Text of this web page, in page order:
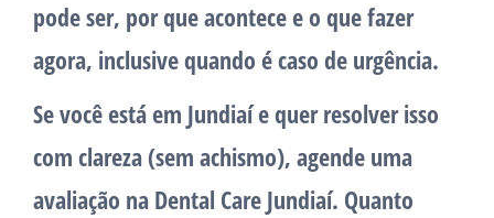
pode ser, por que acontece e o que fazer
agora, inclusive quando é caso de urgência.
Se você está em Jundiaíe quer resolver isso
com clareza (sem achismo), agende uma
avaliação na Dental Care Jundiaí. Quanto